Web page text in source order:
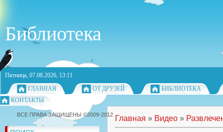
Библиотека
Пятница, 07.08.2026, 13:11
ГЛАВНАЯ
ОТ ДРУЗЕЙ
БИБЛИОТЕКА
КОНТАКТЫ
Главная » Видео »
ВСЕ ПРАВА ЗАЩИЩЕНЫ ©2009-2012